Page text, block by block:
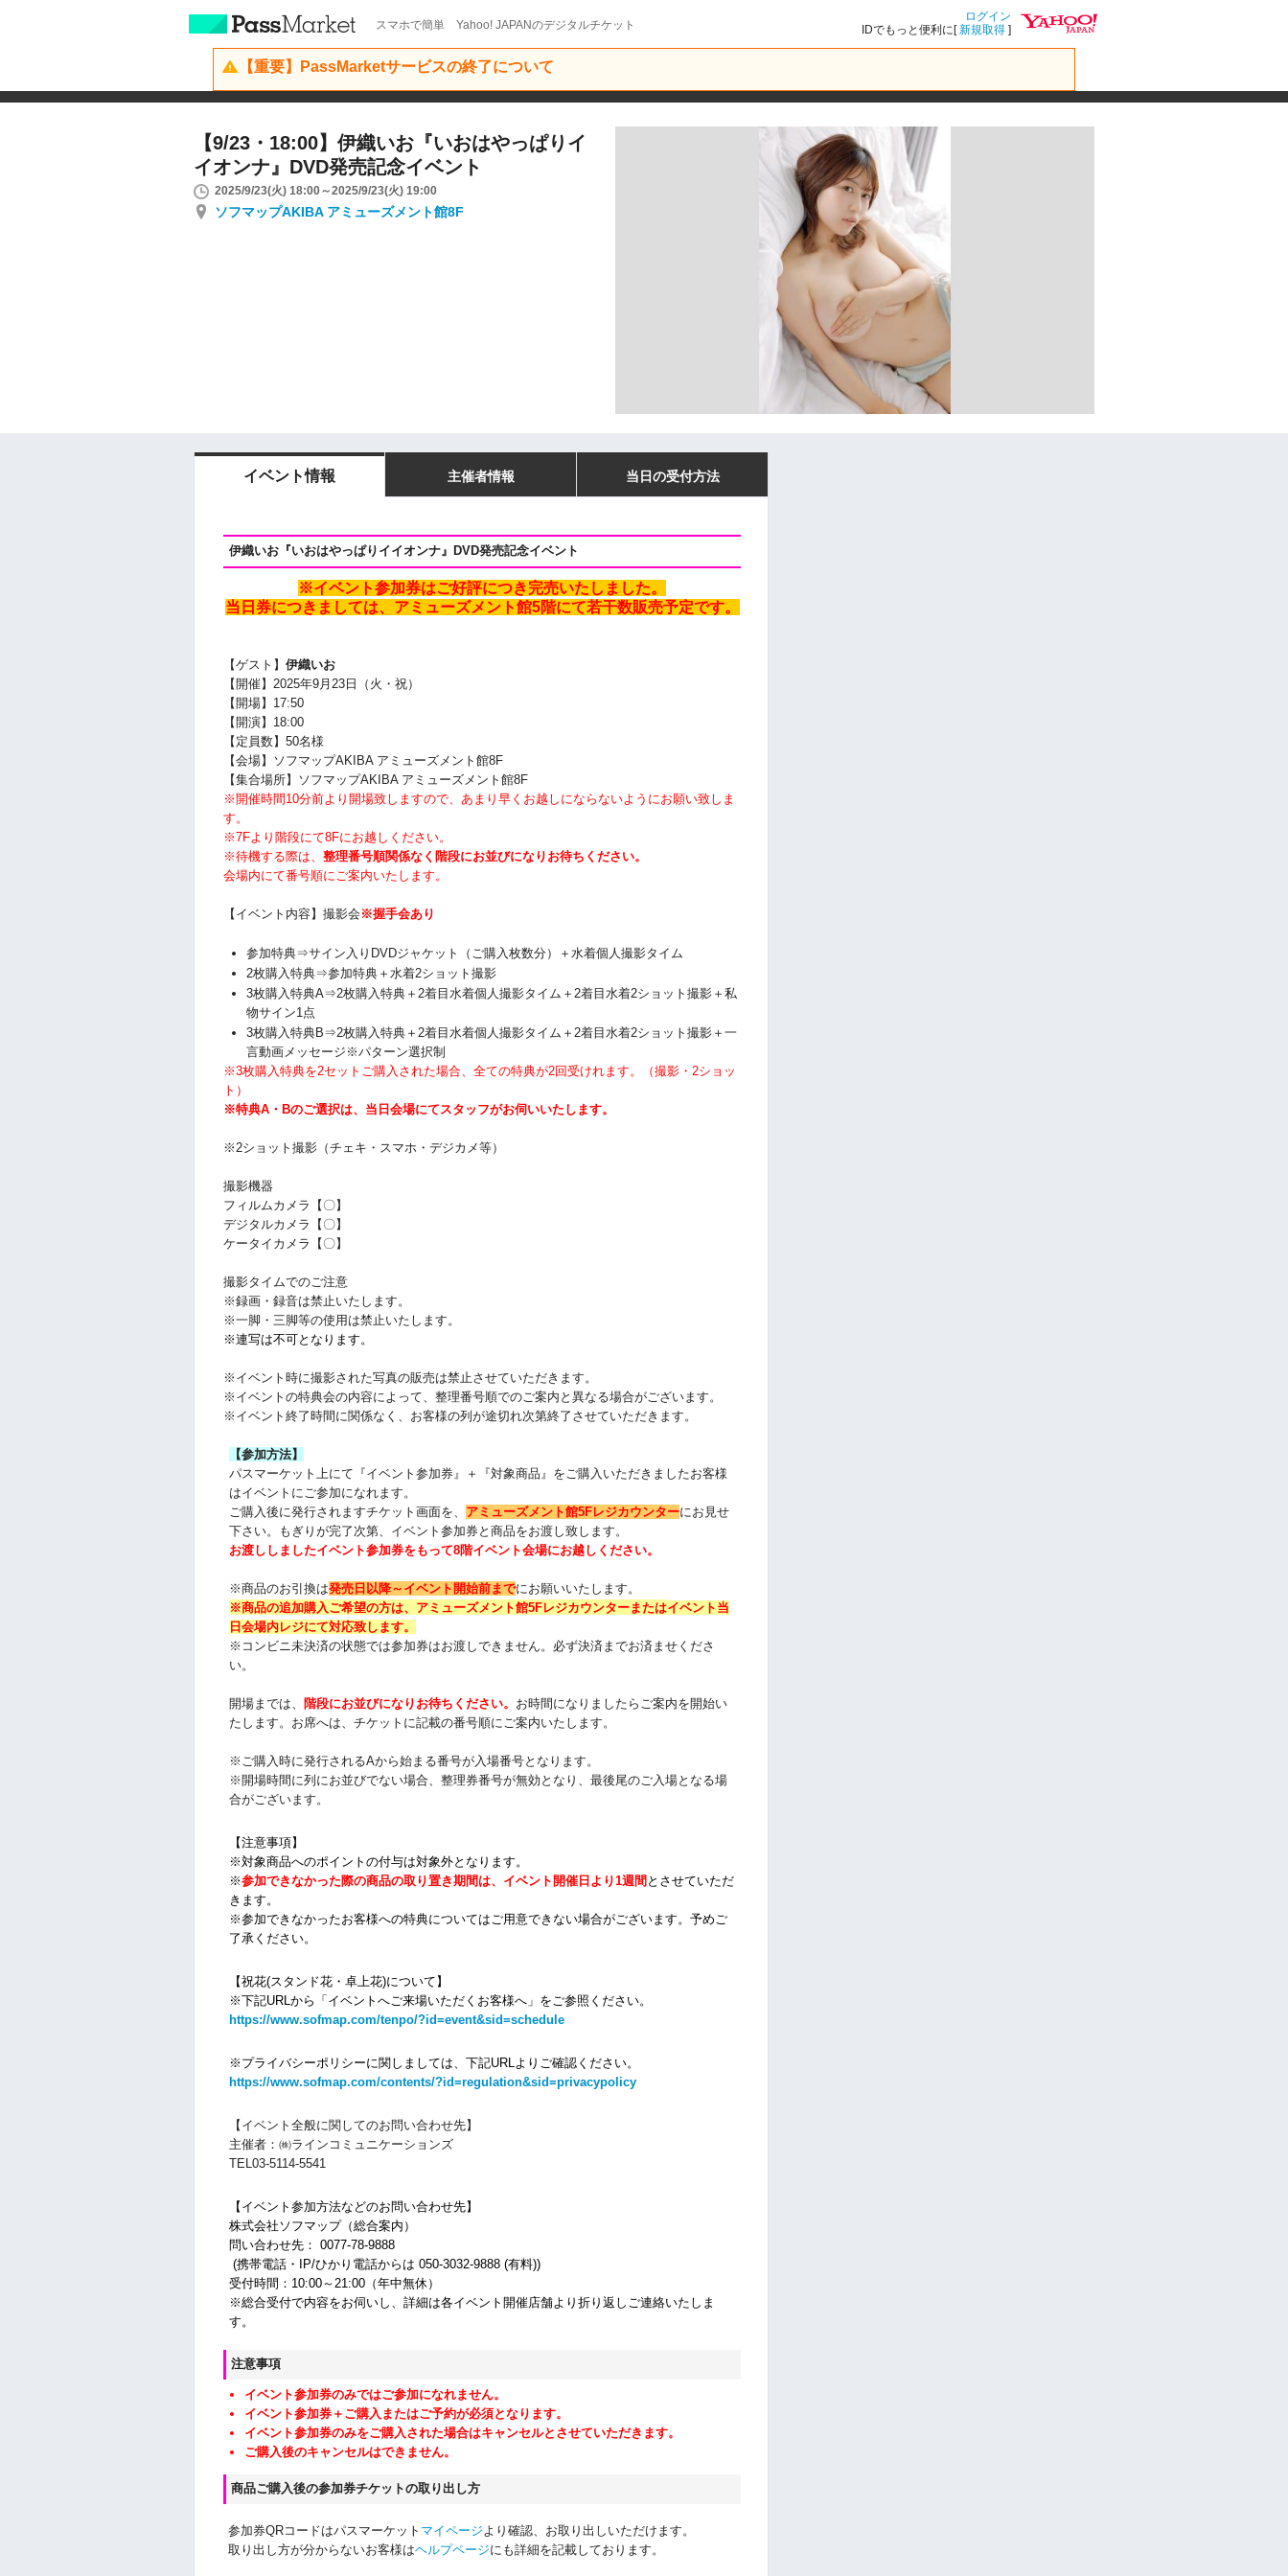
スマホで簡単 Yahoo! JAPANのデジタルチケット
ログイン
IDでもっと便利に[新規取得 ]
【重要】PassMarketサービスの終了について
【9/23・18:00】伊織いお『いおはやっぱりイ
イオンナ』DVD発売記念イベント
2025/9/23(火) 18:00～2025/9/23(火) 19:00
ソフマップAKIBA アミューズメント館8F
イベント情報 主催者情報 当日の受付方法
伊織いお『いおはやっぱりイイオンナ』 DVD発売記念イベント
※イベント参加券はご好評につき完売いたしました。
当日券につきましては、アミューズメント館5階にて若干数販売予定です。
【ゲスト】 伊織いお
【開催】2025年9月23日（火・祝）
【開場】17:50
【開演】18:00
【定員数】50名様
【会場】ソフマップAKIBA アミューズメント館8F
【集合場所】ソフマップAKIBA アミューズメント館8F
※開催時間10分前より開場致しますので、あまり早くお越しにならないようにお願い致しま
す。
※7Fより階段にて8Fにお越しください。
※待機する際は、 整理番号順関係なく階段にお並びになりお待ちください。
会場内にて番号順にご案内いたします。
【イベント内容】撮影会 ※握手会あり
参加特典⇒サイン入りDVDジャケット（ご購入枚数分）＋ 水着個人撮影タイム
2枚購入特典⇒参加特典＋水着2ショット撮影
3枚購入特典A⇒2枚購入特典＋2着目水着個人撮影タイム＋2着目水着2ショット撮影＋私
物サイン1点
3枚購入特典B⇒2枚購入特典＋2着目水着個人撮影タイム＋2着目水着2ショット撮影＋一
言動画メッセージ※パターン選択制
※3枚購入特典を2セットご購入された場合、全ての特典が2回受けれます。（撮影・2ショッ
ト）
※特典A・Bのご選択は、当日会場にてスタッフがお伺いいたします。
※2ショット撮影（チェキ・スマホ・デジカメ等）
撮影機器
フィルムカメラ【〇】
デジタルカメラ【〇】
ケータイカメラ【〇】
撮影タイムでのご注意
※録画・録音は禁止いたします。
※一脚・三脚等の使用は禁止いたします。
※連写は不可となります。
※イベント時に撮影された写真の販売は禁止させていただきます。
※イベントの特典会の内容によって、整理番号順でのご案内と異なる場合がございます。
※イベント終了時間に関係なく、お客様の列が途切れ次第終了させていただきます。
【参加方法】
パスマーケット上にて『イベント参加券』＋『対象商品』をご購入いただきましたお客様
はイベントにご参加になれます。
ご購入後に発行されますチケット画面を、 アミューズメント館5Fレジカウンターにお見せ
下さい。
もぎりが完了次第、イベント参加券と商品をお渡し致します。
お渡ししましたイベント参加券をもって8階イベント会場にお越しください。
※商品のお引換は発売日以降～ イベント開始前までにお願いいたします。
※商品の追加購入ご希望の方は、 アミューズメント館5Fレジカウンターまたはイベント当
日会場内レジにて対応致します。
※コンビニ未決済の状態では参加券はお渡しできません。必ず決済までお済ませくださ
い。
開場までは、 階段にお並びになりお待ちください。 お時間になりましたらご案内を開始い
たします。お席へは、チケットに記載の番号順にご案内いたします 。
※ご購入時に発行されるAから始まる番号が入場番号となります。
※開場時間に列にお並びでない場合、整理券番号が無効となり、最後尾のご入場となる場
合がございます。
【注意事項】
※対象商品へのポイントの付与は対象外となります。
※参加できなかった際の商品の取り置き期間は、イベント開催日より1週間とさせていただ
きます。
※参加できなかったお客様への特典についてはご用意できない場合がございます。 予めご
了承ください。
【祝花(スタンド花・卓上花)について】
※下記URLから「イベントへご来場いただくお客様へ」をご参照ください。
https://www.sofmap.com/tenpo/?id=event&sid=schedule
※プライバシーポリシーに関しましては、下記URLよりご確認ください。
https://www.sofmap.com/contents/?id=regulation&sid=privacypolicy
【 イベント全般に関してのお問い合わせ先】
主催者：㈱ラインコミュニケーションズ
TEL03-5114-5541
【イベント参加方法などのお問い合わせ先】
株式会社ソフマップ（総合案内）
問い合わせ先： 0077-78-9888
(携帯電話・IP/ひかり電話からは 050-3032-9888 (有料))
受付時間：10:00～21:00（年中無休）
※総合受付で内容をお伺いし、詳細は各イベント開催店舗より折り返しご連絡いたしま
す。
注意事項
イベント参加券のみではご参加になれません。
イベント参加券＋ご購入またはご予約が必須となります。
イベント参加券のみをご購入された場合はキャンセルとさせていただきます。
ご購入後のキャンセルはできません。
商品ご購入後の参加券チケットの取り出し方
参加券QRコードはパスマーケット マイページ より確認、お取り出しいただけます。
取り出し方が分からないお客様はヘルプページにも詳細を記載しております。